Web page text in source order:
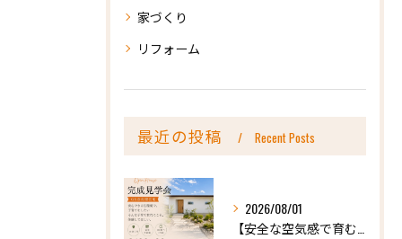
家づくり
リフォーム
最近の投稿 Recent Posts
2026/08/01
【安全な空気感で育む、天然木の家ー完成内見会】